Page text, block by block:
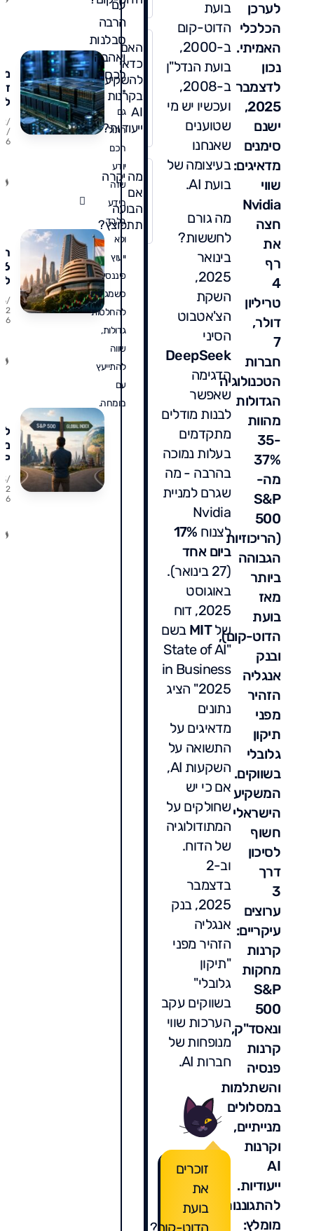
לערכן
הכלכלי
האמיתי.
נכון
לדצמבר
2025,
ישנם
סימנים
מדאיגים:
שווי
Nvidia
חצה
את
רף
4
טריליון
דולר,
7
חברות
הטכנולוגיה
הגדולות
מהוות
35-
37%
מה-
S&P
500
(הריכוזיות
הגבוהה
ביותר
מאז
בועת
הדוט-קום),
ובנק
אנגליה
הזהיר
מפני
תיקון
גלובלי
בשווקים.
המשקיע
הישראלי
חשוף
לסיכון
דרך
3
ערוצים
עיקריים:
קרנות
מחקות
S&P
500
ונאסד"ק,
קרנות
פנסיה
והשתלמות
במסלולים
מנייתיים,
וקרנות
AI
ייעודיות.
להתגוננות
מומלץ:
בועת
הדוט-קום
ב-2000,
בועת הנדל"ן
ב-2008,
ועכשיו יש מי
שטוענים
שאנחנו
בעיצומה של
בועת AI.
מה גורם
לחששות?
בינואר
2025,
השקת
הצ'אטבוט
הסיני
DeepSeek
הדגימה
שאפשר
לבנות מודלים
מתקדמים
בעלות נמוכה
בהרבה - מה
שגרם למניית
Nvidia
לצנוח 17%
ביום אחד
(27 בינואר).
באוגוסט
2025, דוח
שלMIT בשם
"State of AI
in Business
2025" הציג
נתונים
מדאיגים על
התשואה על
השקעות AI,
אם כי יש
שחולקים על
המתודולוגיה
של הדוח.
וב-2
בדצמבר
2025, בנק
אנגליה
הזהיר מפני
"תיקון
גלובלי"
בשווקים עקב
הערכות שווי
מנופחות של
חברות AI.
זוכרים
את
בועת
הדוט-קום?
האם
כדאי
להשקיע
בקרנות
AI
ייעודיות?
מה יקרה
אם
הבועה
תתפוצץ?
עם
הרבה
סבלנות
ואהבה
לכסף.
*
גם
חתול
חכם
יודע
שזה
מידע
בלבד
ולא
ייעוץ
פיננסי.
כשמגיעים
להחלטות
גדולות,
שווה
להתייעץ
עם
מומחה.
26
2
6
2
6